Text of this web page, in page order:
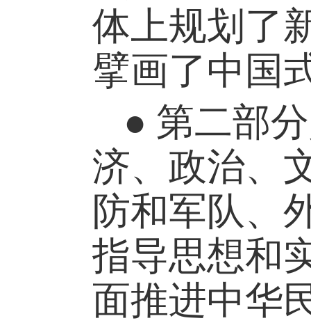
体上规划了
擘画了中国
● 第二部
济、政治、
防和军队、
指导思想和
面推进中华